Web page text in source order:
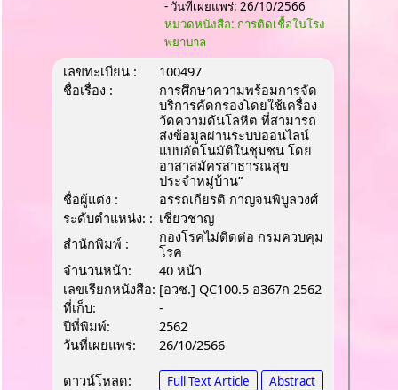
- วันที่เผยแพร่: 26/10/2566
หมวดหนังสือ: การติดเชื้อในโรง
พยาบาล
เลขทะเบียน :
100497
ชื่อเรื่อง :
การศึกษาความพร้อมการจัด
บริการคัดกรองโดยใช้เครื่อง
วัดความดันโลหิต ที่สามารถ
ส่งข้อมูลผ่านระบบออนไลน์
แบบอัตโนมัติในชุมชน โดย
อาสาสมัครสาธารณสุข
ประจำหมู่บ้าน”
ชื่อผู้แต่ง :
อรรถเกียรติ กาญจนพิบูลวงศ์
ระดับตำแหน่ง: : เชี่ยวชาญ
สำนักพิมพ์ :
กองโรคไม่ติดต่อ กรมควบคุม
โรค
จำนวนหน้า:
40 หน้า
เลขเรียกหนังสือ: [อวช.] QC100.5 อ367ก 2562
ที่เก็บ:
-
ปีที่พิมพ์:
2562
วันที่เผยแพร่:
26/10/2566
ดาวน์โหลด:
Full Text Article Abstract